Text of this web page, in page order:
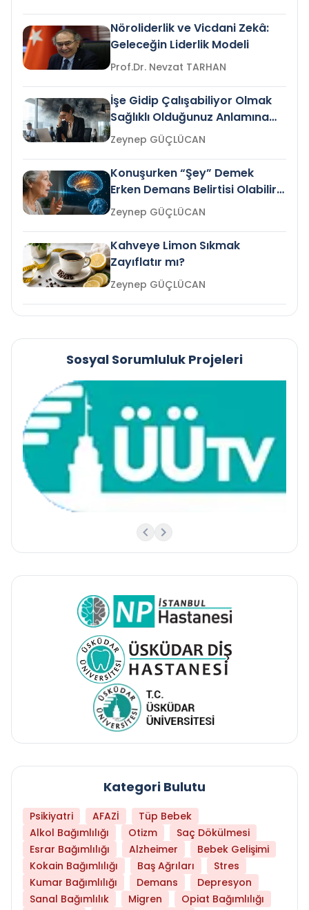
Nöroliderlik ve Vicdani Zekâ:
Geleceğin Liderlik Modeli
Prof.Dr. Nevzat TARHAN
İşe Gidip Çalışabiliyor Olmak
Sağlıklı Olduğunuz Anlamına
Gelir mi?Zeynep GÜÇLÜCAN
Konuşurken “Şey” Demek
Erken Demans Belirtisi Olabilir
mi?
Zeynep GÜÇLÜCAN
Kahveye Limon Sıkmak
Zayıflatır mı?
Zeynep GÜÇLÜCAN
Sosyal Sorumluluk Projeleri
Kategori Bulutu
Psikiyatri AFAZİ
Tüp Bebek
Alkol Bağımlılığı
Otizm
Saç Dökülmesi
Esrar Bağımlılığı
Alzheimer
Bebek Gelişimi
Kokain Bağımlılığı
Baş Ağrıları
Stres
Kumar Bağımlılığı
Demans
Depresyon
Sanal Bağımlılık
Migren
Opiat Bağımlılığı